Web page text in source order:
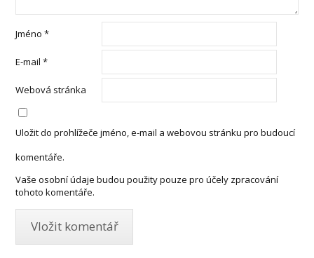
Jméno*
E-mail*
Webová stránka
Uložit do prohlížeče jméno, e-mail a webovou stránku pro budoucí
komentáře.
Vaše osobní údaje budou použity pouze pro účely zpracování
tohoto komentáře.